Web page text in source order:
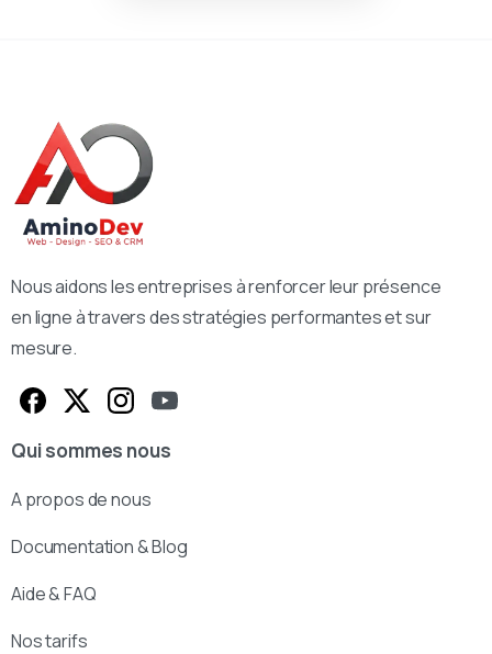
Nous aidons les entreprises à renforcer leur présence
en ligne à travers des stratégies performantes et sur
mesure.
Qui sommes nous
A propos de nous
Documentation & Blog
Aide & FAQ
Nos tarifs